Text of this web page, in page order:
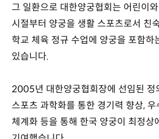
그 일환으로 대한양궁협회는 어린이
시절부터 양궁을 생활 스포츠로서 친
학교 체육 정규 수업에 양궁을 포함하
있습니다.
2005년 대한양궁협회장에 선임된 정
스포츠 과학화를 통한 경기력 향상, 우
체계화 등을 통해 한국 양궁이 최정상